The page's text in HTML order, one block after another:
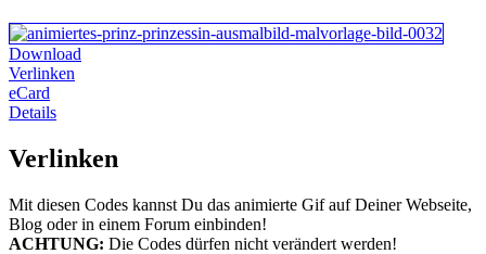
Download
Verlinken
eCard
Details
Verlinken
Mit diesen Codes kannst Du das animierte Gif auf Deiner Webseite,
Blog oder in einem Forum einbinden!
ACHTUNG: Die Codes dürfen nicht verändert werden!